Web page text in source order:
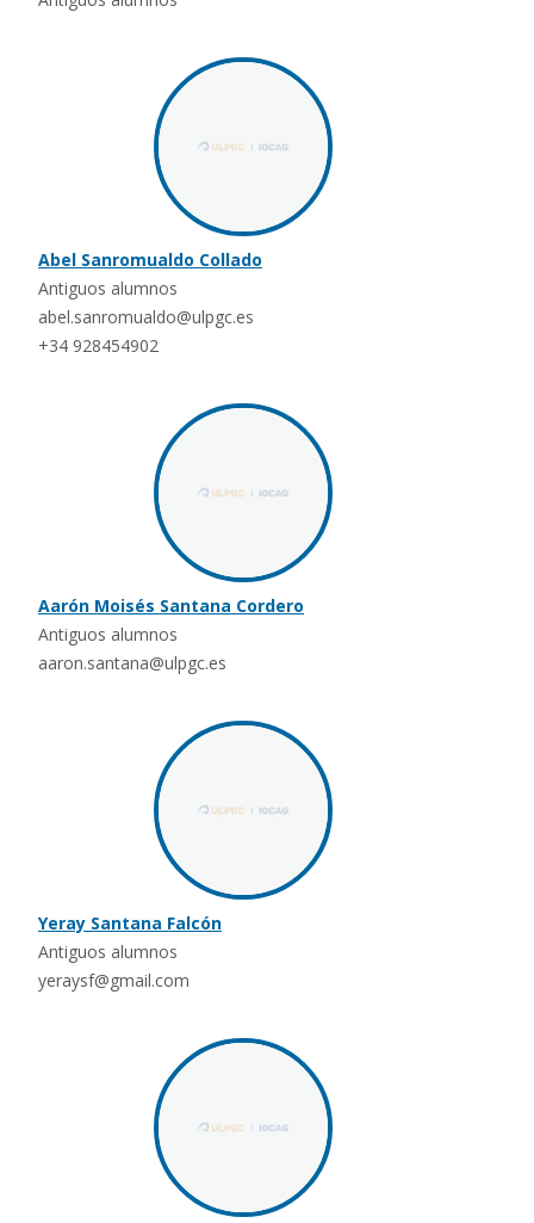
Abel Sanromualdo Collado
Antiguos alumnos
abel.sanromualdo@ulpgc.es
+34 928454902
Aarón Moisés Santana Cordero
Antiguos alumnos
aaron.santana@ulpgc.es
Yeray Santana Falcón
Antiguos alumnos
yeraysf@gmail.com